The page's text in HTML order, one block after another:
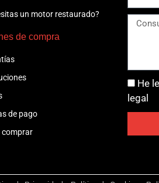
un motor restaurado?
de compra
de pago
comprar
He
legal